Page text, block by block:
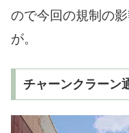
ので今回の規制の
が。
チャーンクラーン